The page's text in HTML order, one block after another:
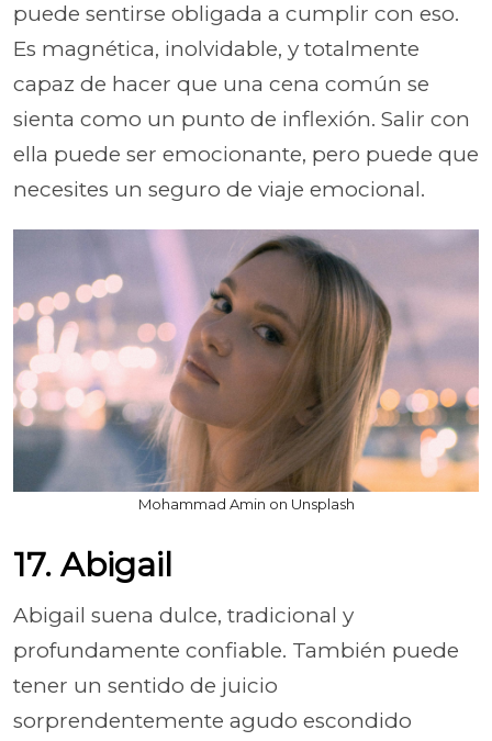
puede sentirse obligada a cumplir con eso.
Es magnética, inolvidable, y totalmente
capaz de hacer que una cena común se
sienta como un punto de inflexión. Salir con
ella puede ser emocionante, pero puede que
necesites un seguro de viaje emocional.
Mohammad Amin on Unsplash
17. Abigail
Abigail suena dulce, tradicional y
profundamente confiable. También puede
tener un sentido de juicio
sorprendentemente agudo escondido